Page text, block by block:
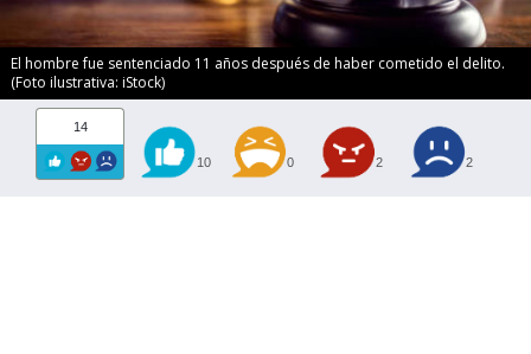
El hombre fue sentenciado 11 años después de haber cometido el delito.
(Foto ilustrativa: iStock)
14
10 0 2 2